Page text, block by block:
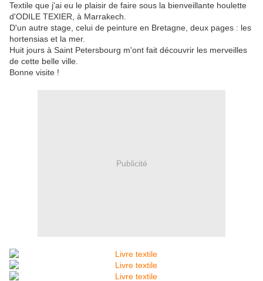
Textile que j'ai eu le plaisir de faire sous la bienveillante houlette
d'ODILE TEXIER, à Marrakech.
D'un autre stage, celui de peinture en Bretagne, deux pages : les
hortensias et la mer.
Huit jours à Saint Petersbourg m'ont fait découvrir les merveilles
de cette belle ville.
Bonne visite !
Publicité